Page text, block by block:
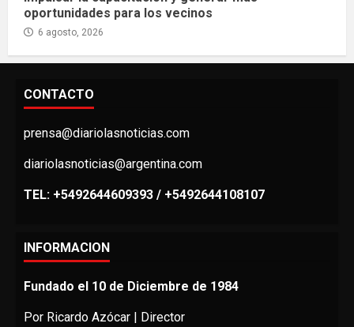
oportunidades para los vecinos
6 agosto, 2026
CONTACTO
prensa@diariolasnoticias.com
diariolasnoticias@argentina.com
TEL: +5492644609393 / +5492644108107
INFORMACION
Fundado el 10 de Diciembre de 1984
Por Ricardo Azócar | Director